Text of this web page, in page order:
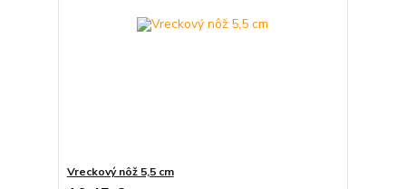
Vreckový nôž 5,5 cm